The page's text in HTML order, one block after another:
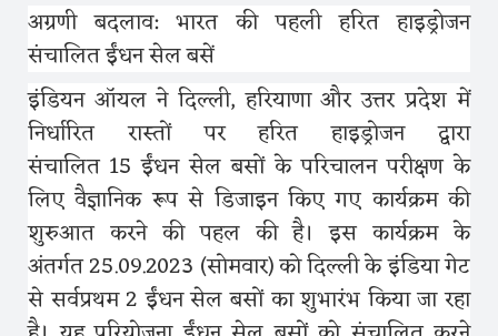
अग्रणी बदलाव: भारत की पहली हरित हाइड्रोजन
संचालित ईंधन सेल बसें
इंडियन ऑयल ने दिल्ली,हरियाणा और उत्तर प्रदेश में
निर्धारित रास्तों पर हरित हाइड्रोजन द्वारा
संचालित 15ईंधन सेल बसों के परिचालन परीक्षण के
लिए वैज्ञानिक रूप से डिजाइन किए गए कार्यक्रम की
शुरुआत करने की पहल की है। इस कार्यक्रम के
अंतर्गत25.09.2023 (सोमवार)को दिल्ली के इंडिया गेट
से सर्वप्रथम2 ईंधन सेल बसों का शुभारंभ किया जा रहा